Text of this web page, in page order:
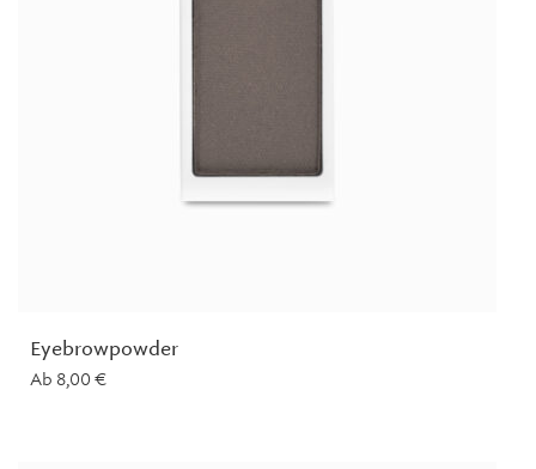
Eyebrowpowder
Ab 8,00 €